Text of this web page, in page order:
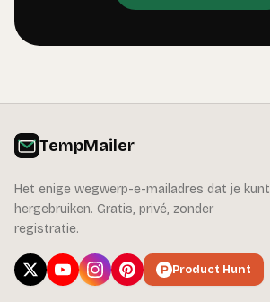
TempMailer
Het enige wegwerp-e-mailadres dat je kunt
hergebruiken. Gratis, privé, zonder
registratie.
Product Hunt